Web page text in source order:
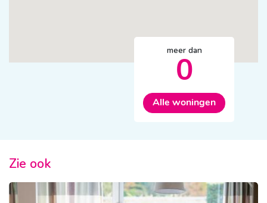
meer dan
0
Alle woningen
Zie ook